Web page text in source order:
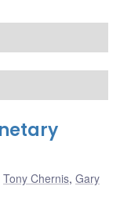
Tony Chernis, Gary